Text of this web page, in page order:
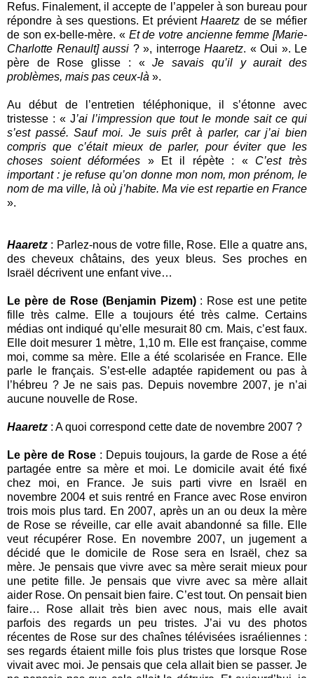
Refus. Finalement, il accepte de l’appeler à son bureau pour
répondre à ses questions. Et prévientHaaretz de se méfier
de son ex-belle-mère. « Et de votre ancienne femme [Marie-
Charlotte Renault] aussi ? », interroge Haaretz. « Oui ». Le
père de Rose glisse : «Je savais qu’il y aurait des
problèmes, mais pas ceux-là ».
Au début de l’entretien téléphonique, il s’étonne avec
tristesse : « J’ai l’impression que tout le monde sait ce qui
s’est passé. Sauf moi. Je suis prêt à parler, car j’ai bien
compris que c’était mieux de parler, pour éviter que les
choses soient déformées » Et il répète : « C’est très
important : je refuse qu’on donne mon nom, mon prénom, le
nom de ma ville, là où j’habite. Ma vie est repartie en France
».
Haaretz : Parlez-nous de votre fille, Rose. Elle a quatre ans,
des cheveux châtains, des yeux bleus. Ses proches en
Israël décrivent une enfant vive…
Le père de Rose (Benjamin Pizem): Rose est une petite
fille très calme. Elle a toujours été très calme. Certains
médias ont indiqué qu’elle mesurait 80 cm. Mais, c’est faux.
Elle doit mesurer 1 mètre, 1,10 m. Elle est française, comme
moi, comme sa mère. Elle a été scolarisée en France. Elle
parle le français. S’est-elle adaptée rapidement ou pas à
l’hébreu ? Je ne sais pas. Depuis novembre 2007, je n’ai
aucune nouvelle de Rose.
Haaretz : A quoi correspond cette date de novembre 2007 ?
Le père de Rose: Depuis toujours, la garde de Rose a été
partagée entre sa mère et moi. Le domicile avait été fixé
chez moi, en France. Je suis parti vivre en Israël en
novembre 2004 et suis rentré en France avec Rose environ
trois mois plus tard. En 2007, après un an ou deux la mère
de Rose se réveille, car elle avait abandonné sa fille. Elle
veut récupérer Rose. En novembre 2007, un jugement a
décidé que le domicile de Rose sera en Israël, chez sa
mère. Je pensais que vivre avec sa mère serait mieux pour
une petite fille. Je pensais que vivre avec sa mère allait
aider Rose. On pensait bien faire. C’est tout. On pensait bien
faire… Rose allait très bien avec nous, mais elle avait
parfois des regards un peu tristes. J’ai vu des photos
récentes de Rose sur des chaînes télévisées israéliennes :
ses regards étaient mille fois plus tristes que lorsque Rose
vivait avec moi. Je pensais que cela allait bien se passer. Je